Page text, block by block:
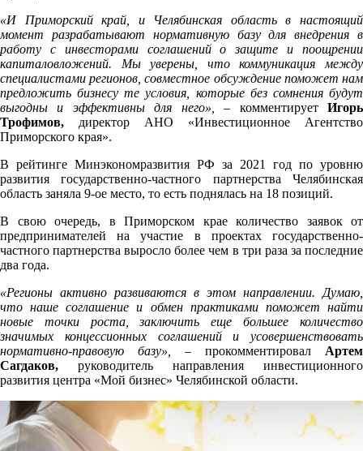
«И Приморский край, и Челябинская область в настоящий
момент разрабатывают нормативную базу для внедрения в
работу с инвесторами соглашений о защите и поощрении
капиталовложений.
Мы уверены, что коммуникация между
специалистами регионов, совместное обсуждение поможет нам
предложить бизнесу те условия, которые без сомнения будут
выгодны и эффективны для него», – комментируетИгорь
Трофимов, директор
АНО «Инвестиционное Агентство
Приморского края».
В рейтинге Минэкономразвития РФ за 2021 год по уровню
развития государственно-частного партнерства Челябинская
область заняла 9-ое место, то есть поднялась на 18 позиций.
В свою очередь, в Приморском крае количество заявок от
предпринимателей на участие в проектах государственно-
частного партнерства выросло более чем в три раза за последние
два года.
«Регионы активно развиваются в этом направлении. Думаю,
что наше соглашение и обмен практиками поможет найти
новые точки роста, заключить еще большее количество
значимых концессионных соглашений и усовершенствовать
нормативно-правовую базу», – прокомментировал Артем
Сагдаков, руководитель направления инвестиционного
развития центра «Мой бизнес» Челябинской области.